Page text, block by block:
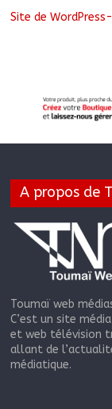
Site de WordPress-
A propos de
Toumaï web
C’est un site
et web télévision
allant de
médiatique.